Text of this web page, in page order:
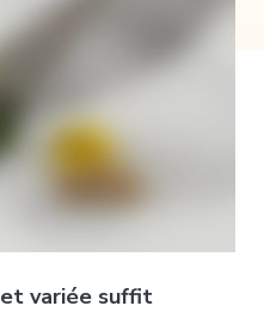
et variée suffit